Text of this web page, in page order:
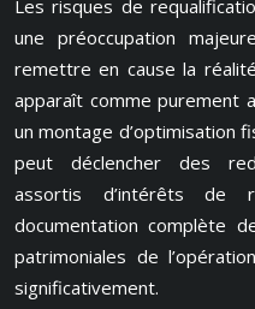
Les risques de
une préoccupation
remettre en cause la
apparaît comme purement
un montage d’optimisation
peut déclencher des
assortis d’intérêts
documentation complète
patrimoniales de
significativement.